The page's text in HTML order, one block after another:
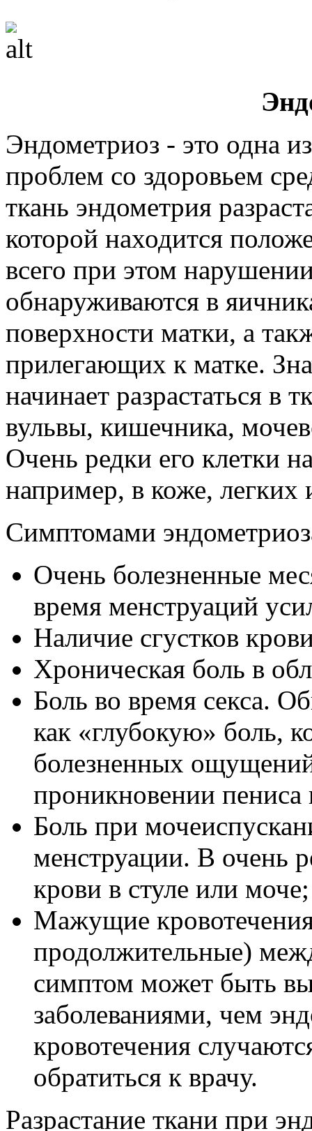
Эндометриоз - это одна
проблем со здоровьем
ткань эндометрия
которой находится
всего при этом
обнаруживаются в
поверхности матки, а
прилегающих к матке.
начинает разрастаться в
вульвы, кишечника,
Очень редки его клетки
например, в коже, легких
Симптомами
Очень болезненные
время менструаций
Наличие сгустков
Хроническая боль в
Боль во время секса.
как «глубокую» боль,
болезненных
проникновении пениса
Боль при
менструации. В очень
крови в стуле или моче;
Мажущие
продолжительные)
симптом может быть
заболеваниями, чем
кровотечения
обратиться к врачу.
Разрастание ткани при